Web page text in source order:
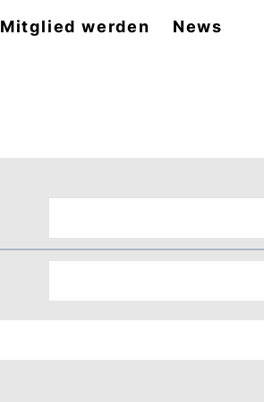
Mitglied werden News